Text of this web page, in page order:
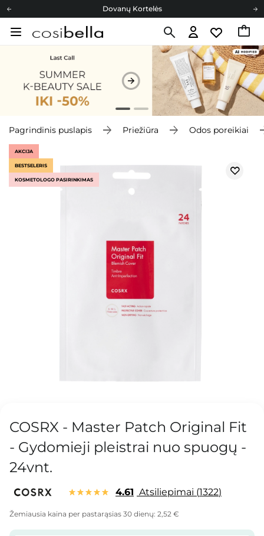
Dovanų Kortelės
Cosibella lojalumo programa
Dovanų Kortelės
Pagrindinis puslapis Priežiūra Odos poreikiai
AKCIJA
BESTSELERIS
KOSMETOLOGO PASIRINKIMAS
COSRX - Master Patch Original Fit
- Gydomieji pleistrai nuo spuogų -
24vnt.
4.61 Atsiliepimai 1322
Žemiausia kaina per pastarąsias 30 dienų: 2,52 €